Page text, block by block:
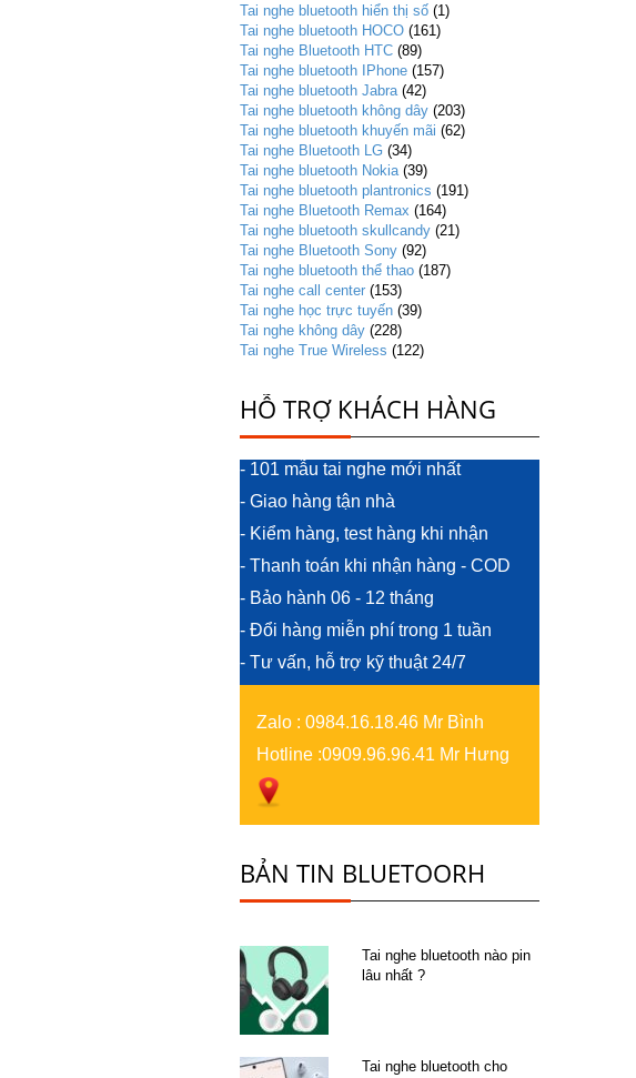
Tai nghe bluetooth hiển thị số (1)
Tai nghe bluetooth HOCO (161)
Tai nghe Bluetooth HTC (89)
Tai nghe bluetooth IPhone (157)
Tai nghe bluetooth Jabra (42)
Tai nghe bluetooth không dây (203)
Tai nghe bluetooth khuyến mãi (62)
Tai nghe Bluetooth LG (34)
Tai nghe bluetooth Nokia (39)
Tai nghe bluetooth plantronics (191)
Tai nghe Bluetooth Remax (164)
Tai nghe bluetooth skullcandy (21)
Tai nghe Bluetooth Sony (92)
Tai nghe bluetooth thể thao (187)
Tai nghe call center (153)
Tai nghe học trực tuyến (39)
Tai nghe không dây (228)
Tai nghe True Wireless (122)
HỖ TRỢ KHÁCH HÀNG
- 101 mẫu tai nghe mới nhất
- Giao hàng tận nhà
- Kiểm hàng, test hàng khi nhận
- Thanh toán khi nhận hàng - COD
- Bảo hành 06 - 12 tháng
- Đổi hàng miễn phí trong 1 tuần
- Tư vấn, hỗ trợ kỹ thuật 24/7
Zalo : 0984.16.18.46 Mr Bình
Hotline :0909.96.96.41 Mr Hưng
BẢN TIN BLUETOORH
Tai nghe bluetooth nào pin
lâu nhất ?
Tai nghe bluetooth cho